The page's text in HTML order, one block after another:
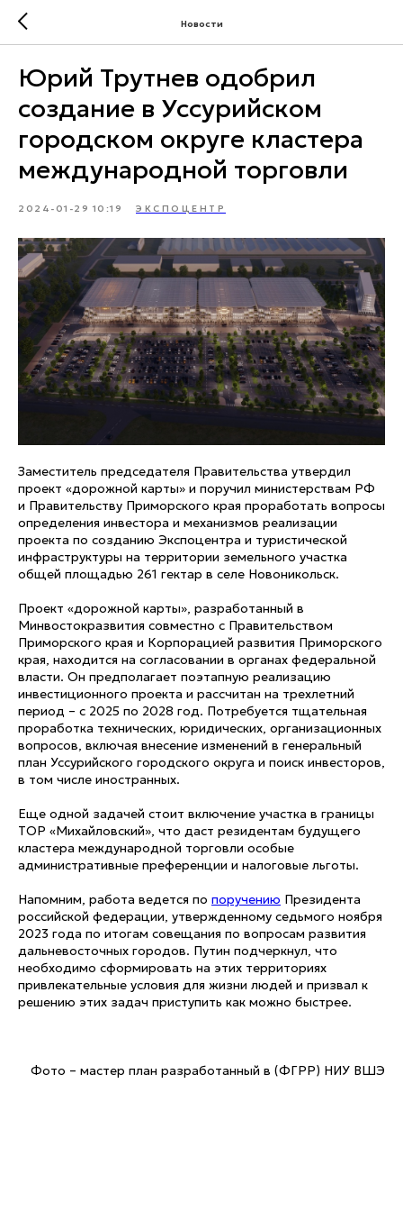
Новости
Юрий Трутнев одобрил
создание в Уссурийском
городском округе кластера
международной торговли
2024-01-29 10:19 ЭКСПОЦЕНТР
Заместитель председателя Правительства утвердил
проект «дорожной карты» и поручил министерствам РФ
и Правительству Приморского края проработать вопросы
определения инвестора и механизмов реализации
проекта по созданию Экспоцентра и туристической
инфраструктуры на территории земельного участка
общей площадью 261 гектар в селе Новоникольск.
Проект «дорожной карты», разработанный в
Минвостокразвития совместно с Правительством
Приморского края и Корпорацией развития Приморского
края, находится на согласовании в органах федеральной
власти. Он предполагает поэтапную реализацию
инвестиционного проекта и рассчитан на трехлетний
период – с 2025 по 2028 год. Потребуется тщательная
проработка технических, юридических, организационных
вопросов, включая внесение изменений в генеральный
план Уссурийского городского округа и поиск инвесторов,
в том числе иностранных.
Еще одной задачей стоит включение участка в границы
ТОР «Михайловский», что даст резидентам будущего
кластера международной торговли особые
административные преференции и налоговые льготы.
Напомним, работа ведется по поручению Президента
российской федерации, утвержденному седьмого ноября
2023 года по итогам совещания по вопросам развития
дальневосточных городов. Путин подчеркнул, что
необходимо сформировать на этих территориях
привлекательные условия для жизни людей и призвал к
решению этих задач приступить как можно быстрее.
Фото – мастер план разработанный в (ФГРР) НИУ ВШЭ